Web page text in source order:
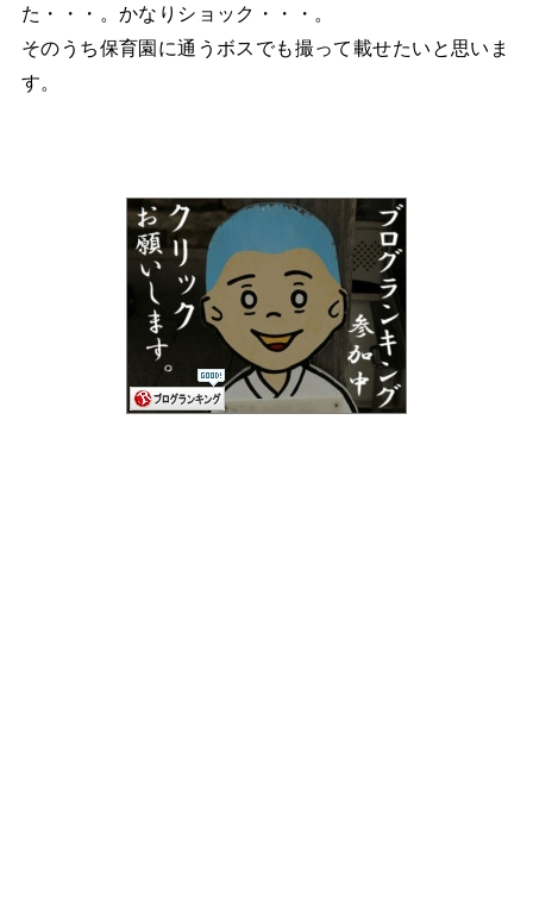
た・・・。かなりショック・・・。
そのうち保育園に通うボスでも撮って載せたいと思いま
す。